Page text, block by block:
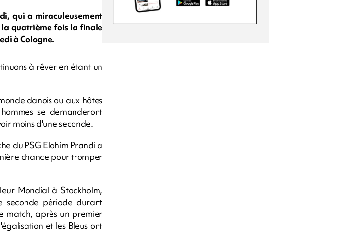
qui a miraculeusement
quatrième fois la finale
à Cologne.
à rêver en étant un
danois ou aux hôtes
se demanderont
moins d'une seconde.
du PSG Elohim Prandi a
chance pour tromper
Mondial à Stockholm,
seconde période durant
match, après un premier
et les Bleus ont